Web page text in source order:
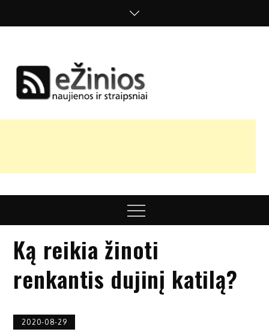
nuomonės
Menu
Ką reikia žinoti
renkantis dujinį katilą?
2020-08-29